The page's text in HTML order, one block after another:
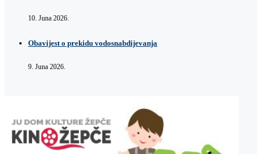
10. Juna 2026.
Obavijest o prekidu vodosnabdijevanja
9. Juna 2026.